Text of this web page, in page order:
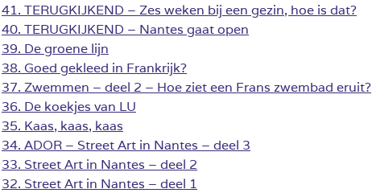
41. TERUGKIJKEND – Zes weken bij een gezin, hoe is dat?
40. TERUGKIJKEND – Nantes gaat open
39. De groene lijn
38. Goed gekleed in Frankrijk?
37. Zwemmen – deel 2 – Hoe ziet een Frans zwembad eruit?
36. De koekjes van LU
35. Kaas, kaas, kaas
34. ADOR – Street Art in Nantes – deel 3
33. Street Art in Nantes – deel 2
32. Street Art in Nantes – deel 1